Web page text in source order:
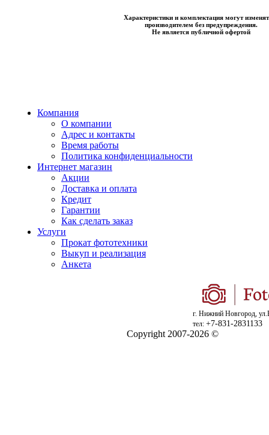
Характеристики и комплектация могут
производителем без предупреждения.
Не является публичной офертой
Компания
О компании
Адрес и контакты
Время работы
Политика конфиденциальности
Интернет магазин
Акции
Доставка и оплата
Кредит
Гарантии
Как сделать заказ
Услуги
Прокат фототехники
Выкуп и реализация
Анкета
г. Нижний Новгород,
тел: +7-831-2831133
Copyright 2007-2026 ©